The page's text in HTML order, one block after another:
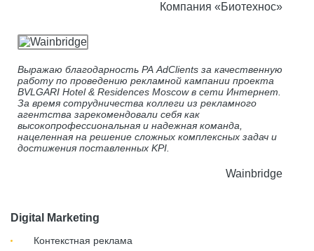
Компания «Биотехнос»
Выражаю благодарность РА AdClients за качественную
работу по проведению рекламной кампании проекта
BVLGARI Hotel & Residences Moscow в сети Интернет.
За время сотрудничества коллеги из рекламного
агентства зарекомендовали себя как
высокопрофессиональная и надежная команда,
нацеленная на решение сложных комплексных задач и
достижения поставленных KPI.
Wainbridge
Digital Marketing
Контекстная реклама